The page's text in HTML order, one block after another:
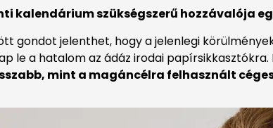
kalendárium szükségszerű hozzávalója
gondot jelenthet, hogy a jelenlegi
le a hatalom az ádáz irodai
mint a magáncélra felhasznált